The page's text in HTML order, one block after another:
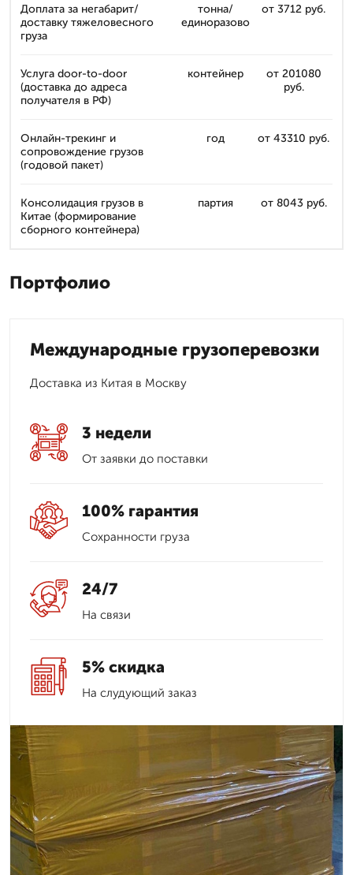
Доплата за негабарит/
доставку тяжеловесного
груза
тонна/
единоразово
от 3712 руб.
Услуга door-to-door
(доставка до адреса
получателя в РФ)
контейнер
от 201080
руб.
Онлайн-трекинг и
сопровождение грузов
(годовой пакет)
год от 43310 руб.
Консолидация грузов в
Китае (формирование
сборного контейнера)
партия от 8043 руб.
Портфолио
Международные грузоперевозки
Доставка из Китая в Москву
3 недели
От заявки до поставки
100% гарантия
Сохранности груза
24/7
На связи
5% скидка
На слудующий заказ